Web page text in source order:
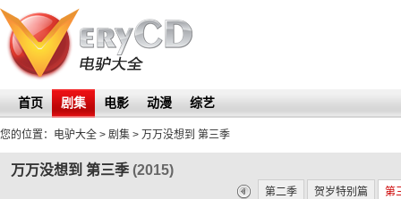
首页 剧集 电影 动漫 综艺
您的位置： 电驴大全 > 剧集 > 万万没想到 第三季
万万没想到 第三季 (2015)
贺岁版 第二季 贺岁特别篇 第